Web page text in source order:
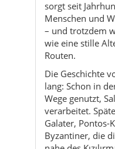
Die Geschichte
lang: Schon in
Wege genutzt,
verarbeitet.
Galater, Pontos-
Byzantiner, die
nahe des
Spätestens mit
nachfolgenden
İskilip Teil der
Anatoliens, ehe